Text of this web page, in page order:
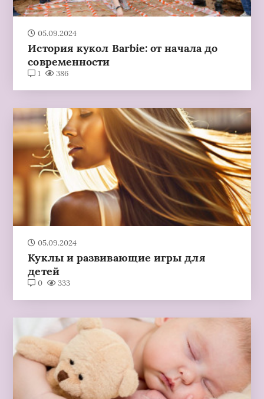
05.09.2024
История кукол Barbie: от начала до
современности
1 386
05.09.2024
Куклы и развивающие игры для
детей
0 333